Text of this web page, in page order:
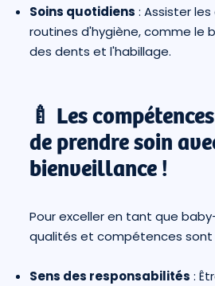
Soins quotidiens : Assister
routines d'hygiène, comme le
des dents et l'habillage.
🍼 Les
de prendre soin
bienveillance !
Pour exceller en tant que
qualités et compétences sont
Sens des responsabilités :